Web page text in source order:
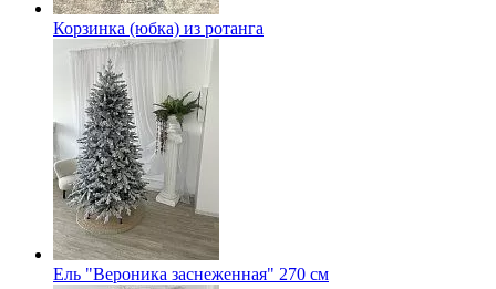
Корзинка (юбка) из ротанга
Ель "Вероника заснеженная" 270 см